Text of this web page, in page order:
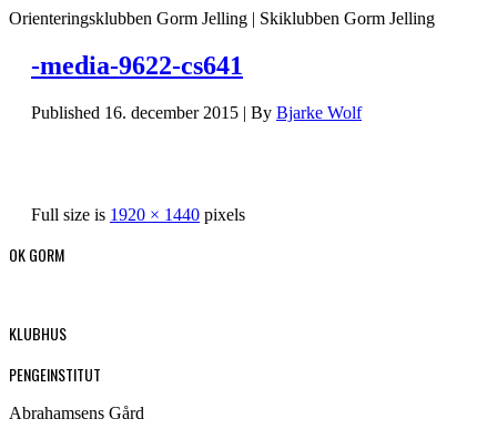
Orienteringsklubben Gorm Jelling | Skiklubben Gorm Jelling
-media-9622-cs641
Published 16. december 2015 | By Bjarke Wolf
Full size is 1920 × 1440 pixels
OK GORM
KLUBHUS
PENGEINSTITUT
Abrahamsens Gård